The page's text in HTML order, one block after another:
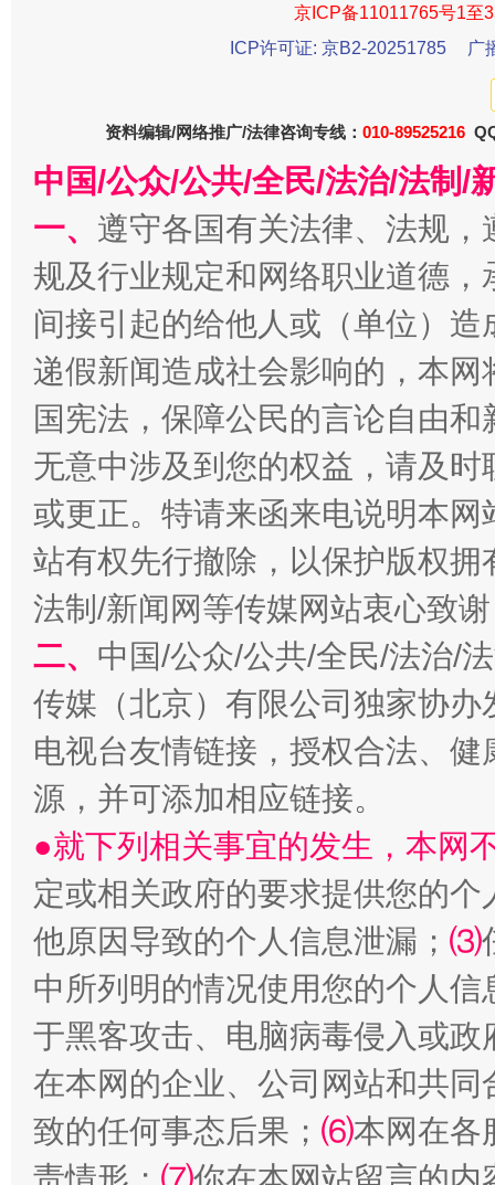
全民健身五年计划来了！等你上场
阿坝州三大球赛在茂县开幕 规模
国家大学科技园优化重塑工作
扯下公款旅游的“隐身衣” 如何以
京ICP备11011765号1至
ICP许可证: 京B2-20251785
广
资料编辑/网络推广/法律咨询专线： 010-89525216
中国/公众/公共/全民/法治/法制/
一、 遵守各国有关法律、法规
规及行业规定和网络职业道德
间接引起的给他人或（单位）
递假新闻造成社会影响的，本
国宪法，保障公民的言论自由
无意中涉及到您的权益，请及
或更正。特请来函来电说明本
站有权先行撤除，以保护版权
法制/新闻网等传媒网站衷心致
二、 中国/公众/公共/全民/法治/
传媒（北京）有限公司独家协
电视台友情链接，授权合法、
源，并可添加相应链接。
●就下列相关事宜的发生，本网
定或相关政府的要求提供您的个
他原因导致的个人信息泄漏； ⑶
中所列明的情况使用您的个人
于黑客攻击、电脑病毒侵入或
在本网的企业、公司网站和共
致的任何事态后果； ⑹本网在各